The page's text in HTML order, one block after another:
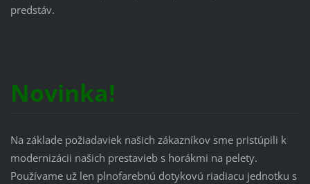
predstáv.
Novinka!
Na základe požiadaviek našich zákazníkov sme pristúpili k
modernizácii našich prestavieb s horákmi na pelety.
Používame už len plnofarebnú dotykovú riadiacu jednotku s